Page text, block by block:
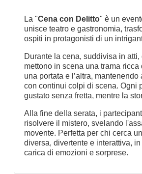
La "Cena con Delitto" è un
unisce teatro e gastronomia,
ospiti in protagonisti di un
Durante la cena, suddivisa in atti,
mettono in scena una trama ricca
una portata e l’altra,
con continui colpi di scena. Ogni
gustato senza fretta, mentre la
Alla fine della serata, i
risolvere il mistero, svelando
movente. Perfetta per chi cerca
diversa, divertente e interattiva,
carica di emozioni e sorprese.